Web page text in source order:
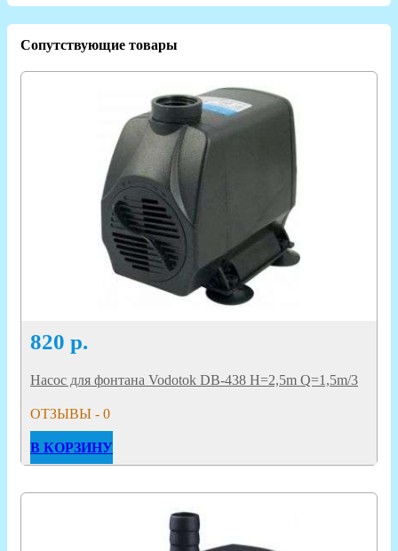
Сопутствующие товары
820 р.
Насос для фонтана Vodotok DB-438 H=2,5m Q=1,5m/3
ОТЗЫВЫ - 0
В КОРЗИНУ